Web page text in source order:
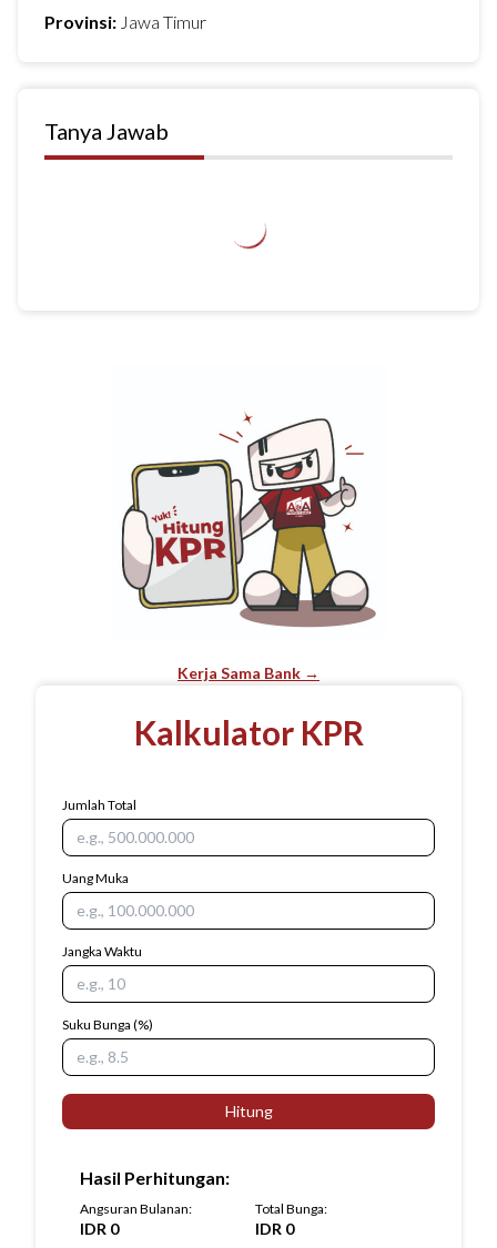
Kerja Sama Bank →
Kalkulator KPR
Jumlah Total
Uang Muka
Jangka Waktu
Suku Bunga (%)
Hitung
Hasil Perhitungan:
Angsuran Bulanan:
IDR 0
Total Bunga:
IDR 0
Provinsi: Jawa Timur
Tanya Jawab